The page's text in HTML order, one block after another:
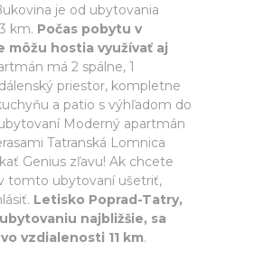
je od ubytovania
km. Počas pobytu v
môžu hostia využívať aj
má 2 spálne, 1
priestor, kompletne
a patio s výhľadom do
Moderný apartmán
Tatranská Lomnica
Genius zľavu! Ak chcete
tomto ubytovaní ušetriť,
Letisko Poprad-Tatry,
najbližšie, sa
vzdialenosti 11 km.